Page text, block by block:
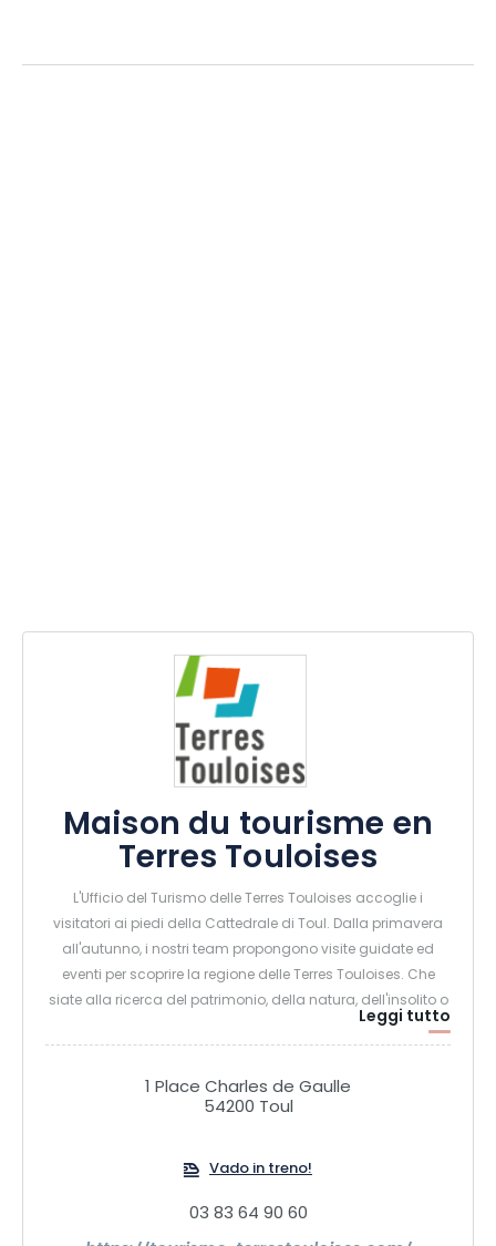
Maison du tourisme en
Terres Touloises
L'Ufficio del Turismo delle Terres Touloises accoglie i
visitatori ai piedi della Cattedrale di Toul. Dalla primavera
all'autunno, i nostri team propongono visite guidate ed
eventi per scoprire la regione delle Terres Touloises. Che
siate alla ricerca del patrimonio, della natura, dell'insolito o
di un pasto tra i vigneti, scoprite ciò che abbiamo da
offrirvi.
Leggi tutto
1 Place Charles de Gaulle
54200 Toul
Vado in treno!
03 83 64 90 60